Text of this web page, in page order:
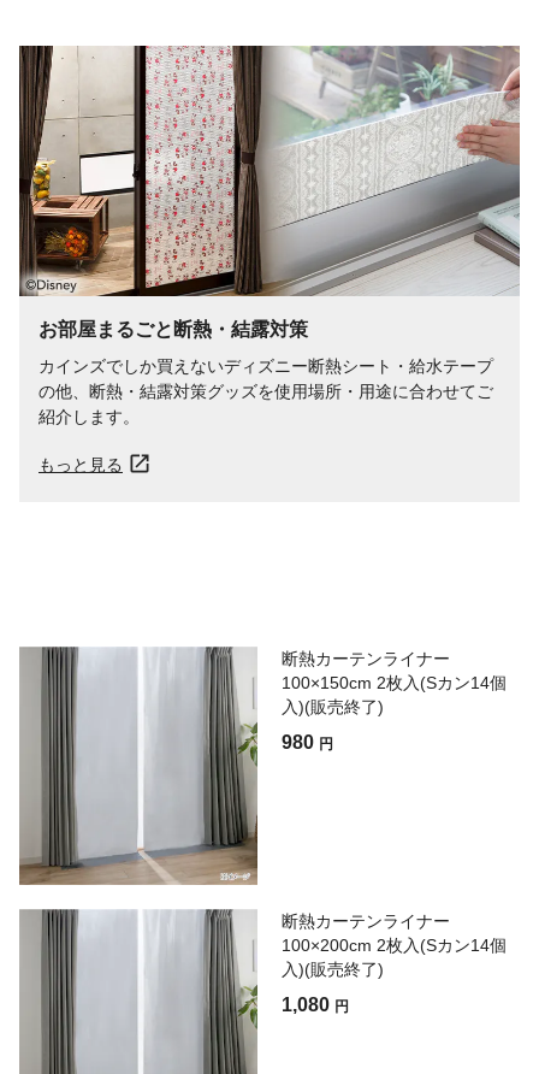
お部屋まるごと断熱・結露対策
カインズでしか買えないディズニー断熱シート・給水テープ
の他、断熱・結露対策グッズを使用場所・用途に合わせてご
紹介します。
もっと見る
断熱カーテンライナー
100×150cm 2枚入(Sカン14個
入)(販売終了)
980 円
断熱カーテンライナー
100×200cm 2枚入(Sカン14個
入)(販売終了)
1,080 円